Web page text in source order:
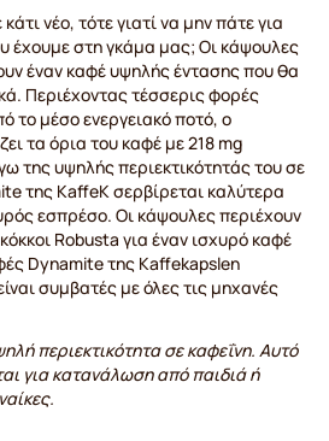
νέο, τότε γιατί να μην πάτε για
έχουμε στη γκάμα μας; Οι κάψουλες
έναν καφέ υψηλής έντασης που θα
Περιέχοντας τέσσερις φορές
το μέσο ενεργειακό ποτό, ο
τα όρια του καφέ με 218 mg
της υψηλής περιεκτικότητάς του σε
της KaffeK σερβίρεται καλύτερα
εσπρέσο. Οι κάψουλες περιέχουν
Robusta για έναν ισχυρό καφέ
Dynamite της Kaffekapslen
συμβατές με όλες τις μηχανές
περιεκτικότητα σε καφεΐνη. Αυτό
για κατανάλωση από παιδιά ή